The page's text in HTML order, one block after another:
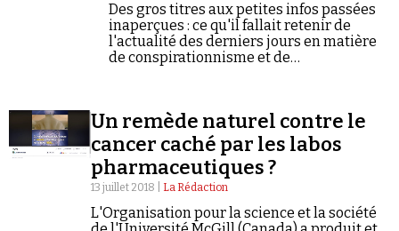
Des gros titres aux petites infos passées
inaperçues : ce qu'il fallait retenir de
l'actualité des derniers jours en matière
de conspirationnisme et de
Un remède naturel contre le
cancer caché par les labos
pharmaceutiques ?
13 juillet 2018 | La Rédaction
L'Organisation pour la science et la société